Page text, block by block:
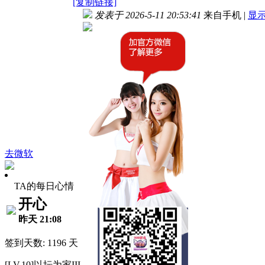
去微软
TA的每日心情
开心
昨天 21:08
签到天数: 1196 天
发表于 2026-5-11 20:53:41 来自手机 | 显